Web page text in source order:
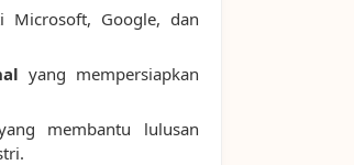
Microsoft, Google, dan
yang mempersiapkan
membantu lulusan